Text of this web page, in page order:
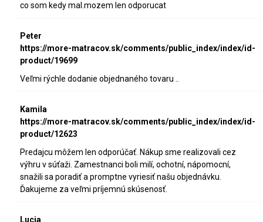
co som kedy mal.mozem len odporucat
Peter
https://more-matracov.sk/comments/public_index/index/id-
product/19699
Veľmi rýchle dodanie objednaného tovaru ..
Kamila
https://more-matracov.sk/comments/public_index/index/id-
product/12623
Predajcu môžem len odporúčať. Nákup sme realizovali cez
výhru v súťaži. Zamestnanci boli milí, ochotní, nápomocní,
snažili sa poradiť a promptne vyriesiť našu objednávku.
Ďakujeme za veľmi príjemnú skúsenosť.
Lucia